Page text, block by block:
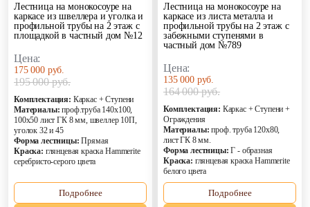
Лестница на монокосоуре на
каркасе из швеллера и уголка и
профильной трубы на 2 этаж с
площадкой в частный дом №12
Цена:
175 000 руб.
195 000 руб.
Комплектация: Каркас + Ступени
Материалы: проф.труба 140х100,
100х50 лист ГК 8 мм, швеллер 10П,
уголок 32 и 45
Форма лестницы: Прямая
Краска: глянцевая краска Hammerite
серебристо-серого цвета
Подробнее
Лестница на монокосоуре на
каркасе из листа металла и
профильной трубы на 2 этаж с
забежными ступенями в
частный дом №789
Цена:
135 000 руб.
164 000 руб.
Комплектация: Каркас + Ступени +
Ограждения
Материалы: проф. труба 120х80,
лист ГК 8 мм.
Форма лестницы: Г - образная
Краска: глянцевая краска Hammerite
белого цвета
Подробнее